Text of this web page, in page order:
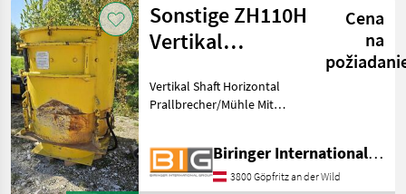
Kategória 3 Krajina Filtre
AKTUÁLNA
CESTA
stavebná
technika
Stroje
Na
Stavbu
Resetovať
Zobraziť 2
výsledkov
Sonstige ZH110H
Vertikal
Cena
na
Vertikal Shaft Horizontal
Prallbrecher/Mühle Mit
zariadenia
Biringer International GmbH
3800 Göpfritz an der Wild